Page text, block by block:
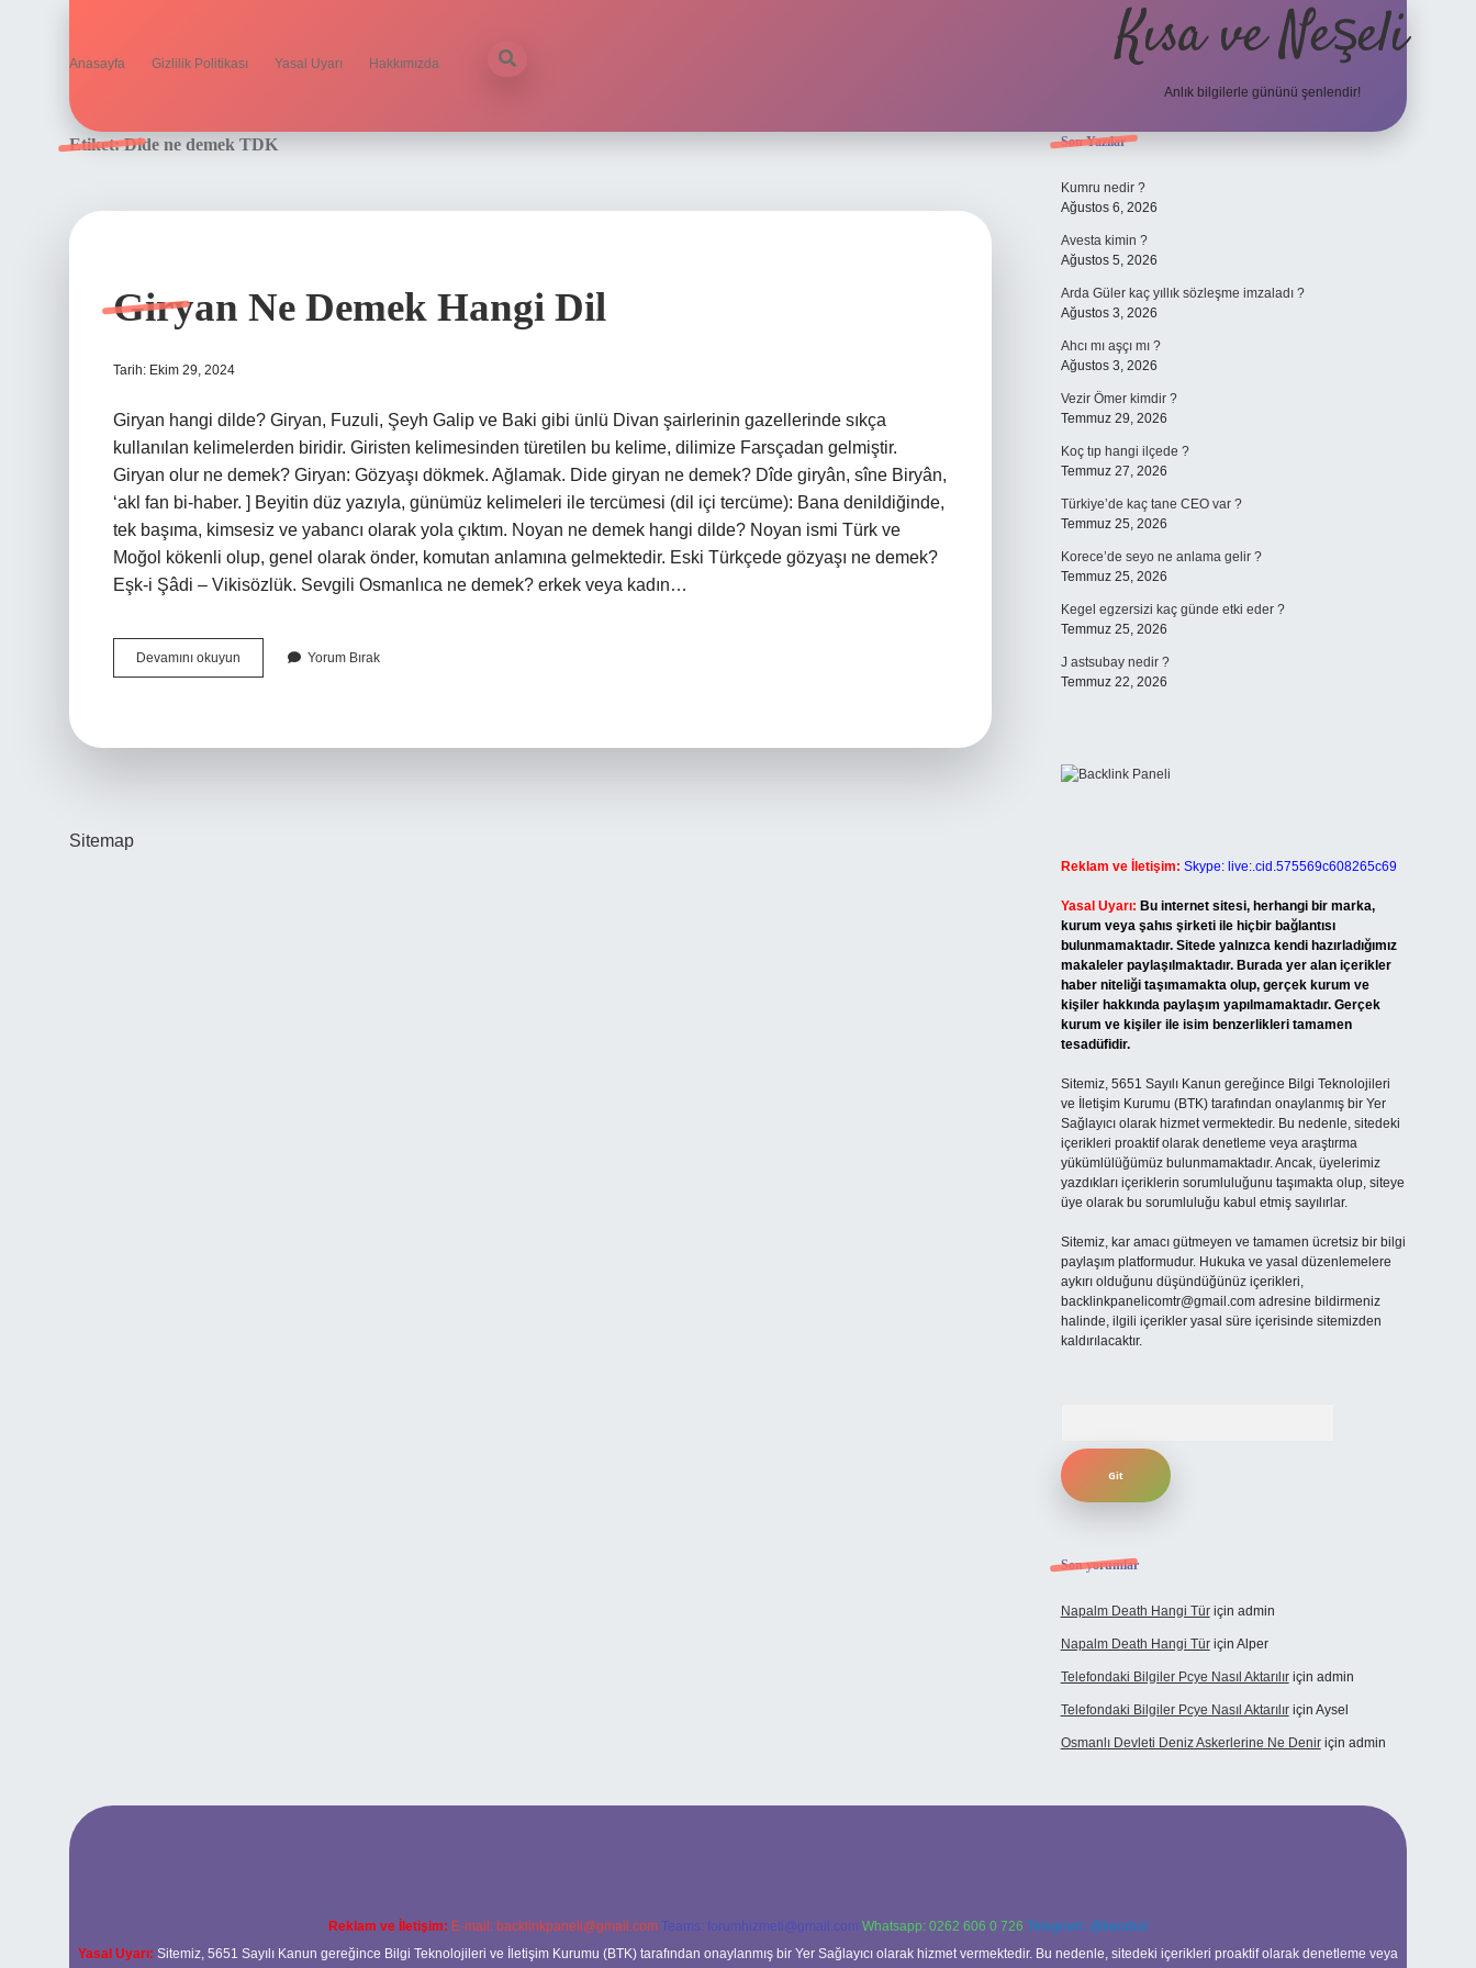
Anasayfa Gizlilik Politikası Yasal Uyarı Hakkımızda Kısa ve Neşeli
Anlık bilgilerle gününü şenlendir!
Etiket:Dide ne demek TDK
Giryan Ne Demek Hangi Dil
Tarih: Ekim 29, 2024
Giryan hangi dilde? Giryan, Fuzuli, Şeyh Galip ve Baki gibi ünlü Divan şairlerinin gazellerinde sıkça
kullanılan kelimelerden biridir. Giristen kelimesinden türetilen bu kelime, dilimize Farsçadan gelmiştir.
Giryan olur ne demek? Giryan: Gözyaşı dökmek. Ağlamak. Dide giryan ne demek? Dîde giryân, sîne Biryân,
‘akl fan bi-haber. ] Beyitin düz yazıyla, günümüz kelimeleri ile tercümesi (dil içi tercüme): Bana denildiğinde,
tek başıma, kimsesiz ve yabancı olarak yola çıktım. Noyan ne demek hangi dilde? Noyan ismi Türk ve
Moğol kökenli olup, genel olarak önder, komutan anlamına gelmektedir. Eski Türkçede gözyaşı ne demek?
Eşk-i Şâdi – Vikisözlük. Sevgili Osmanlıca ne demek? erkek veya kadın…
Devamını okuyun
Ne
Yorum Bırak
Sitemap
Sidebar
Son Yazılar
Kumru nedir ?
Ağustos 6, 2026
Avesta kimin ?
Ağustos 5, 2026
Arda Güler kaç yıllık sözleşme imzaladı ?
Ağustos 3, 2026
Ahcı mı aşçı mı ?
Ağustos 3, 2026
Vezir Ömer kimdir ?
Temmuz 29, 2026
Koç tıp hangi ilçede ?
Temmuz 27, 2026
Türkiye’de kaç tane CEO var ?
Temmuz 25, 2026
Korece’de seyo ne anlama gelir ?
Temmuz 25, 2026
Kegel egzersizi kaç günde etki eder ?
Temmuz 25, 2026
J astsubay nedir ?
Temmuz 22, 2026
Reklam ve İletişim: Skype: live:.cid.575569c608265c69
Yasal Uyarı: Bu internet sitesi, herhangi bir marka,
kurum veya şahıs şirketi ile hiçbir bağlantısı
bulunmamaktadır. Sitede yalnızca kendi hazırladığımız
makaleler paylaşılmaktadır. Burada yer alan içerikler
haber niteliği taşımamakta olup, gerçek kurum ve
kişiler hakkında paylaşım yapılmamaktadır. Gerçek
kurum ve kişiler ile isim benzerlikleri tamamen
tesadüfidir.
Sitemiz, 5651 Sayılı Kanun gereğince Bilgi Teknolojileri
ve İletişim Kurumu (BTK) tarafından onaylanmış bir Yer
Sağlayıcı olarak hizmet vermektedir. Bu nedenle, sitedeki
içerikleri proaktif olarak denetleme veya araştırma
yükümlülüğümüz bulunmamaktadır. Ancak, üyelerimiz
yazdıkları içeriklerin sorumluluğunu taşımakta olup, siteye
üye olarak bu sorumluluğu kabul etmiş sayılırlar.
Sitemiz, kar amacı gütmeyen ve tamamen ücretsiz bir bilgi
paylaşım platformudur. Hukuka ve yasal düzenlemelere
aykırı olduğunu düşündüğünüz içerikleri,
backlinkpanelicomtr@gmail.comadresine bildirmeniz
halinde, ilgili içerikler yasal süre içerisinde sitemizden
kaldırılacaktır.
Son yorumlar
Napalm Death Hangi Türiçin admin
Napalm Death Hangi Türiçin Alper
Telefondaki Bilgiler Pcye Nasıl Aktarılıriçin admin
Telefondaki Bilgiler Pcye Nasıl Aktarılıriçin Aysel
Osmanlı Devleti Deniz Askerlerine Ne Deniriçin admin
Reklam ve İletişim: E-mail: backlinkpaneli@gmail.com Teams: forumhizmeti@gmail.com Whatsapp: 0262 606 0 726 Telegram: @karabul
Yasal Uyarı: Sitemiz, 5651 Sayılı Kanun gereğince Bilgi Teknolojileri ve İletişim Kurumu (BTK) tarafından onaylanmış bir Yer Sağlayıcı olarak hizmet vermektedir. Bu nedenle, sitedeki içerikleri proaktif olarak denetleme veya